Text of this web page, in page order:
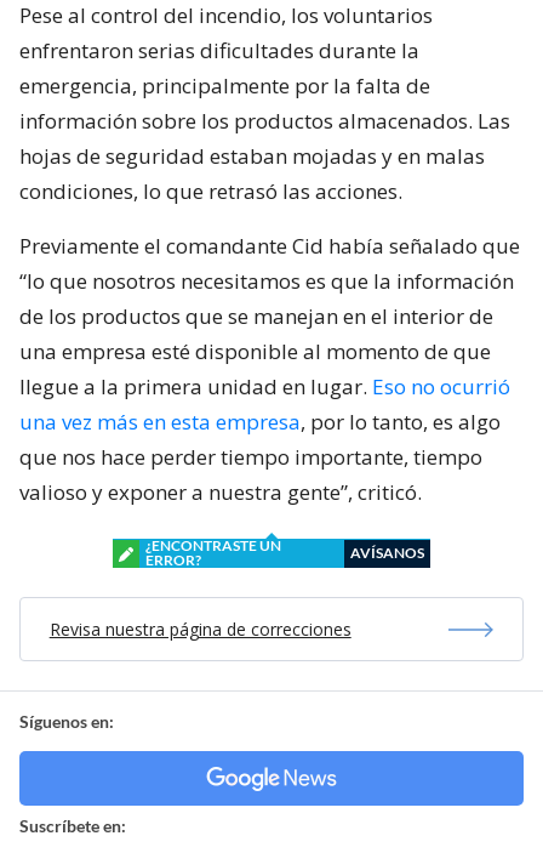
Gobierno solicitará cierre de
empresa que se incendia en
Quilicura por incumplimientos de
normativas
Pese al control del incendio, los voluntarios
emergencia, principalmente por la falta de
información sobre los productos almacenados. Las
hojas de seguridad estaban mojadas y en malas
condiciones, lo que retrasó las acciones.
Previamente el comandante Cid había señalado que
“lo que nosotros necesitamos es que la información
de los productos que se manejan en el interior de
una empresa esté disponible al momento de que
llegue a la primera unidad en lugar.Eso no ocurrió
una vez más en esta empresa, por lo tanto, es algo
que nos hace perder tiempo importante, tiempo
valioso y exponer a nuestra gente”, criticó.
Revisa nuestra página de correcciones